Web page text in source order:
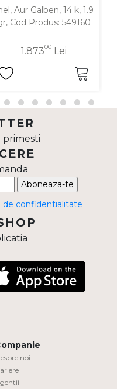
Aur Galben, 14 k, 1.9
Cod Produs: 549160
1.87300 Lei
primesti
Aboneaza-te
de confidentialitate
noi